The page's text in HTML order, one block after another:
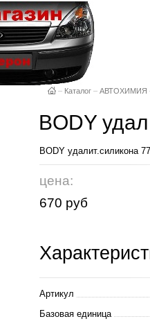
– Каталог – АВТОХИМИЯ
BODY
BODY удалит.силикона
цена:
670 руб
Артикул
Базовая единица